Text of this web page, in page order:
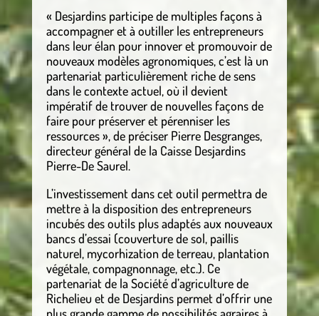
« Desjardins participe de multiples façons à
accompagner et à outiller les entrepreneurs
dans leur élan pour innover et promouvoir de
nouveaux modèles agronomiques, c’est là un
partenariat particulièrement riche de sens
dans le contexte actuel, où il devient
impératif de trouver de nouvelles façons de
faire pour préserver et pérenniser les
ressources », de préciser Pierre Desgranges,
directeur général de la Caisse Desjardins
Pierre-De Saurel.
L’investissement dans cet outil permettra de
mettre à la disposition des entrepreneurs
incubés des outils plus adaptés aux nouveaux
bancs d’essai (couverture de sol, paillis
naturel, mycorhization de terreau, plantation
végétale, compagnonnage, etc.). Ce
partenariat de la Société d’agriculture de
Richelieu et de Desjardins permet d’offrir une
plus grande gamme de possibilités agraires à